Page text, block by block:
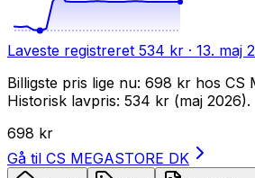
Laveste registreret 534 kr · 13. maj
Billigste pris lige nu: 698 kr hos CS
Historisk lavpris: 534 kr (maj 2026).
698 kr
Gå til CS MEGASTORE DK